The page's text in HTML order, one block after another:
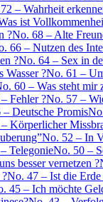
– Wahrheit
ist
?No. 68 – Alte
66 – Nutzen des
?No. 64 – Sex in
Wasser ?No. 61 –
60 – Was steht mir
Fehler ?No. 57 –
Deutsche Promis
Körperlicher
No. 52 – In
TelegonieNo. 50 –
besser vernetzen ?
No. 47 – Ist die
45 – Ich möchte